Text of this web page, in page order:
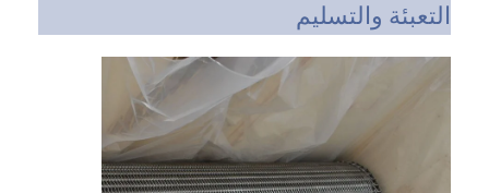
التعبئة والتسليم